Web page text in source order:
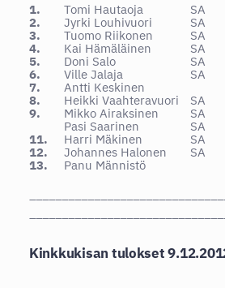
1.
Tomi Hautaoja SA
2.
Jyrki Louhivuori SA
3.
Tuomo Riikonen SA
4.
Kai Hämäläinen SA
5.
Doni Salo SA
6.
Ville Jalaja SA
7.
Antti Keskinen
8.
Heikki Vaahteravuori SA
9.
Mikko Airaksinen SA
Pasi Saarinen
SA
11.
Harri Mäkinen SA
12.
Johannes Halonen SA
13.
Panu Männistö
Kinkkukisan tulokset